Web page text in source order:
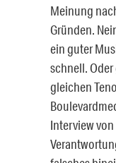
Meinung
Gründen.
ein guter
schnell.
gleichen
Interview